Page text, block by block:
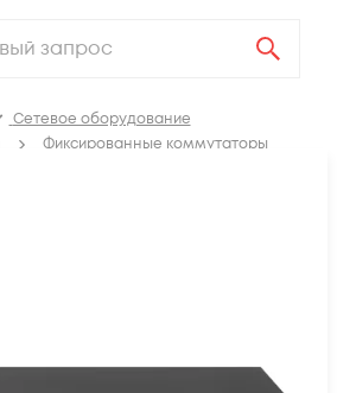
Сетевое оборудование
Фиксированные коммутаторы